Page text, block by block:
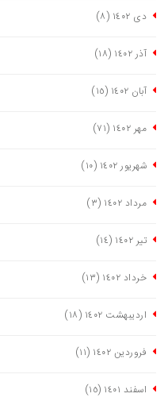
دی ١٤٠٢ (٨)
آذر ١٤٠٢ (١٨)
آبان ١٤٠٢ (١٥)
مهر ١٤٠٢ (٧١)
شهریور ١٤٠٢ (١٠)
مرداد ١٤٠٢ (٣)
تیر ١٤٠٢ (١٤)
خرداد ١٤٠٢ (١٣)
اردیبهشت ١٤٠٢ (١٨)
فروردین ١٤٠٢ (١١)
اسفند ١٤٠١ (١٥)